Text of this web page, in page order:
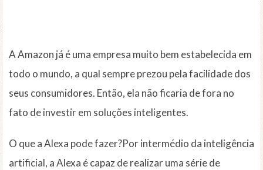
A Amazon já é uma empresa muito bem estabelecida em
todo o mundo, a qual sempre prezou pela facilidade dos
seus consumidores. Então, ela não ficaria de fora no
fato de investir em soluções inteligentes.
O que a Alexa pode fazer?Por intermédio da inteligência
artificial, a Alexa é capaz de realizar uma série de